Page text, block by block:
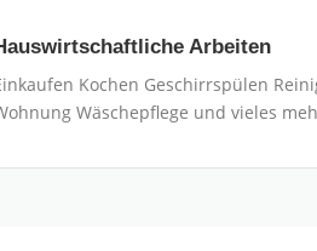
Arbeiten
Kochen Geschirrspülen
Wäschepflege und vieles